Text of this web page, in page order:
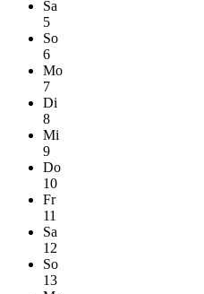
Sa
5
So
6
Mo
7
Di
8
Mi
9
Do
10
Fr
11
Sa
12
So
13